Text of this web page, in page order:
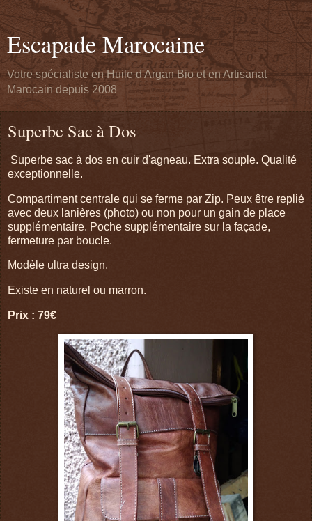
Escapade Marocaine
Votre spécialiste en Huile d'Argan Bio et en Artisanat
Marocain depuis 2008
Superbe Sac à Dos
Superbe sac à dos en cuir d'agneau. Extra souple. Qualité
exceptionnelle.
Compartiment centrale qui se ferme par Zip. Peux être replié
avec deux lanières (photo) ou non pour un gain de place
supplémentaire. Poche supplémentaire sur la façade,
fermeture par boucle.
Modèle ultra design.
Existe en naturel ou marron.
Prix : 79€